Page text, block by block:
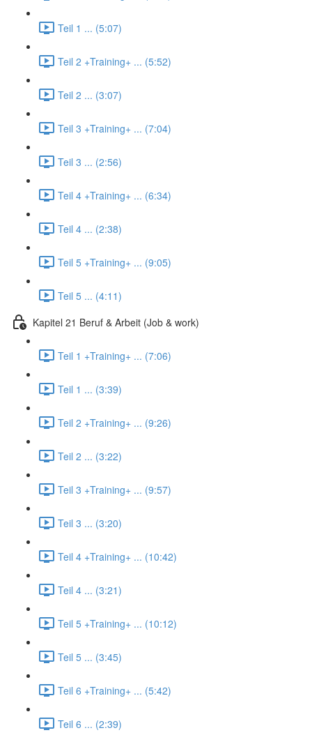
Teil 1 ... (5:07)
Teil 2 +Training+ ... (5:52)
Teil 2 ... (3:07)
Teil 3 +Training+ ... (7:04)
Teil 3 ... (2:56)
Teil 4 +Training+ ... (6:34)
Teil 4 ... (2:38)
Teil 5 +Training+ ... (9:05)
Teil 5 ... (4:11)
Kapitel 21 Beruf & Arbeit (Job & work)
Teil 1 +Training+ ... (7:06)
Teil 1 ... (3:39)
Teil 2 +Training+ ... (9:26)
Teil 2 ... (3:22)
Teil 3 +Training+ ... (9:57)
Teil 3 ... (3:20)
Teil 4 +Training+ ... (10:42)
Teil 4 ... (3:21)
Teil 5 +Training+ ... (10:12)
Teil 5 ... (3:45)
Teil 6 +Training+ ... (5:42)
Teil 6 ... (2:39)